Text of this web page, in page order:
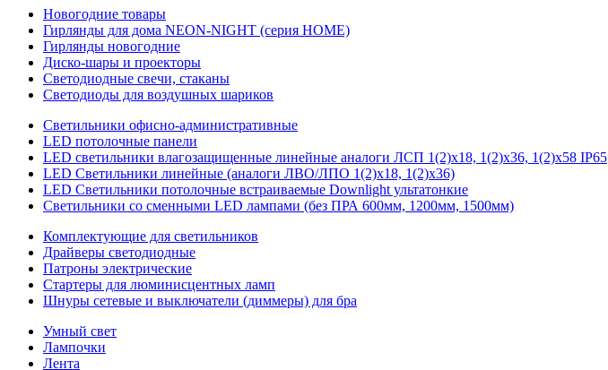
Новогодние товары
Гирлянды для дома NEON-NIGHT (серия HOME)
Гирлянды новогодние
Диско-шары и проекторы
Светодиодные свечи, стаканы
Светодиоды для воздушных шариков
Светильники офисно-административные
LED потолочные панели
LED светильники влагозащищенные линейные аналоги ЛСП 1(2)х18, 1(2)х36, 1(2)х58 IP65
LED Светильники линейные (аналоги ЛВО/ЛПО 1(2)х18, 1(2)х36)
LED Светильники потолочные встраиваемые Downlight ультатонкие
Светильники со сменными LED лампами (без ПРА 600мм, 1200мм, 1500мм)
Комплектующие для светильников
Драйверы светодиодные
Патроны электрические
Стартеры для люминисцентных ламп
Шнуры сетевые и выключатели (диммеры) для бра
Умный свет
Лампочки
Лента